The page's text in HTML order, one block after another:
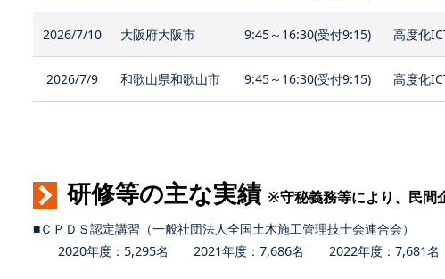
2026/7/10 大阪府大阪市 9:45～16:30(受付9:15) 高度化
2026/7/9 和歌山県和歌山市 9:45～16:30(受付9:15) 高度化
研修等の主な実績 ※守秘義務等により、民間
■ＣＰＤＳ認定講習（一般社団法人全国土木施工管理技士会連合会）
2020年度：5,295名 2021年度：7,686名 2022年度：7,681